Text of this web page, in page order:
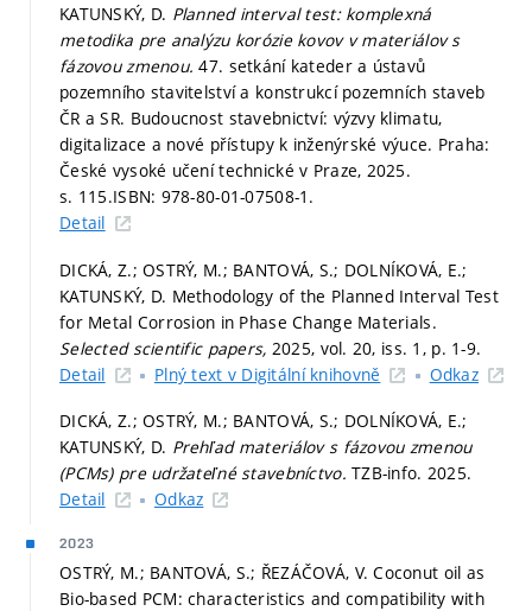
KATUNSKÝ, D. Planned interval test: komplexná
metodika pre analýzu korózie kovov v materiálov s
fázovou zmenou.47. setkání kateder a ústavů
pozemního stavitelství a konstrukcí pozemních staveb
ČR a SR. Budoucnost stavebnictví: výzvy klimatu,
digitalizace a nové přístupy k inženýrské výuce. Praha:
České vysoké učení technické v Praze, 2025.
s. 115.ISBN: 978-80-01-07508-1.
Detail
DICKÁ, Z.; OSTRÝ, M.; BANTOVÁ, S.; DOLNÍKOVÁ, E.;
KATUNSKÝ, D. Methodology of the Planned Interval Test
for Metal Corrosion in Phase Change Materials.
Selected scientific papers, 2025, vol. 20, iss. 1, p. 1-9.
Detail
Plný text v Digitální knihovně Odkaz
DICKÁ, Z.; OSTRÝ, M.; BANTOVÁ, S.; DOLNÍKOVÁ, E.;
KATUNSKÝ, D. Prehľad materiálov s fázovou zmenou
(PCMs) pre udržateľné stavebníctvo.TZB-info. 2025.
Detail
Odkaz
2023
OSTRÝ, M.; BANTOVÁ, S.; ŘEZÁČOVÁ, V. Coconut oil as
Bio-based PCM: characteristics and compatibility with